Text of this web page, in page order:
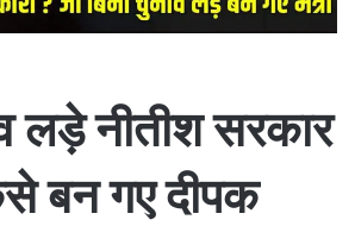
लड़े नीतीश सरकार
बन गए दीपक